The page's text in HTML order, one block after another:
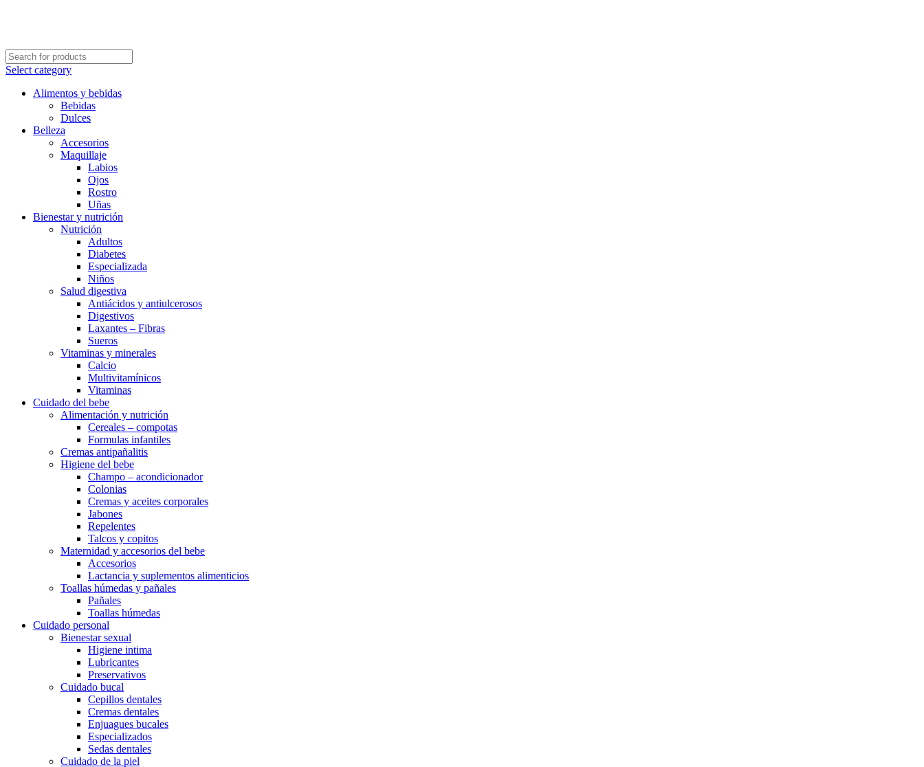
Select category
Alimentos y bebidas
Bebidas
Dulces
Belleza
Accesorios
Maquillaje
Labios
Ojos
Rostro
Uñas
Bienestar y nutrición
Nutrición
Adultos
Diabetes
Especializada
Niños
Salud digestiva
Antiácidos y antiulcerosos
Digestivos
Laxantes – Fibras
Sueros
Vitaminas y minerales
Calcio
Multivitamínicos
Vitaminas
Cuidado del bebe
Alimentación y nutrición
Cereales – compotas
Formulas infantiles
Cremas antipañalitis
Higiene del bebe
Champo – acondicionador
Colonias
Cremas y aceites corporales
Jabones
Repelentes
Talcos y copitos
Maternidad y accesorios del bebe
Accesorios
Lactancia y suplementos alimenticios
Toallas húmedas y pañales
Pañales
Toallas húmedas
Cuidado personal
Bienestar sexual
Higiene intima
Lubricantes
Preservativos
Cuidado bucal
Cepillos dentales
Cremas dentales
Enjuagues bucales
Especializados
Sedas dentales
Cuidado de la piel